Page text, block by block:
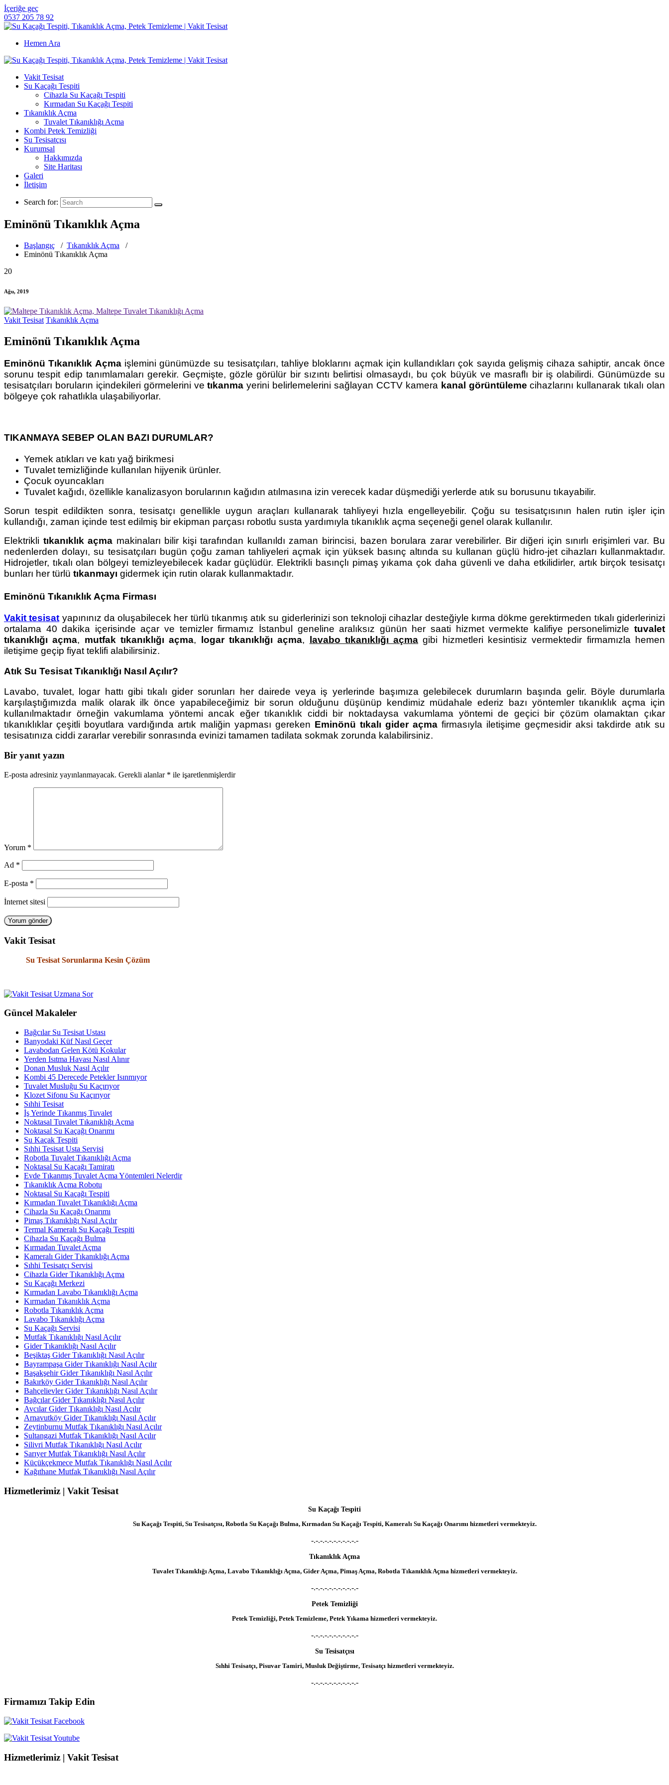
İçeriğe geç
0537 205 78 92
Hemen Ara
Vakit Tesisat
Su Kaçağı Tespiti
Cihazla Su Kaçağı Tespiti
Kırmadan Su Kaçağı Tespiti
Tıkanıklık Açma
Tuvalet Tıkanıklığı Açma
Kombi Petek Temizliği
Su Tesisatçısı
Kurumsal
Hakkımızda
Site Haritası
Galeri
İletişim
Search for:
Eminönü Tıkanıklık Açma
Başlangıç / Tıkanıklık Açma /
Eminönü Tıkanıklık Açma
20
Ağu, 2019
Vakit Tesisat Tıkanıklık Açma
Eminönü Tıkanıklık Açma
Eminönü Tıkanıklık Açmaişlemini günümüzde su tesisatçıları, tahliye bloklarını açmak için kullandıkları çok sayıda gelişmiş cihaza sahiptir, ancak önce
sorunu tespit edip tanımlamaları gerekir. Geçmişte, gözle görülür bir sızıntı belirtisi olmasaydı, bu çok büyük ve masraflı bir iş olabilirdi. Günümüzde su
tesisatçıları boruların içindekileri görmelerini ve tıkanma yerini belirlemelerini sağlayan CCTV kamera kanal görüntülemecihazlarını kullanarak tıkalı olan
bölgeye çok rahatlıkla ulaşabiliyorlar.
TIKANMAYA SEBEP OLAN BAZI DURUMLAR?
Yemek atıkları ve katı yağ birikmesi
Tuvalet temizliğinde kullanılan hijyenik ürünler.
Çocuk oyuncakları
Tuvalet kağıdı, özellikle kanalizasyon borularının kağıdın atılmasına izin verecek kadar düşmediği yerlerde atık su borusunu tıkayabilir.
Sorun tespit edildikten sonra, tesisatçı genellikle uygun araçları kullanarak tahliyeyi hızla engelleyebilir. Çoğu su tesisatçısının halen rutin işler için
kullandığı, zaman içinde test edilmiş bir ekipman parçası robotlu susta yardımıyla tıkanıklık açma seçeneği genel olarak kullanılır.
Elektrikli tıkanıklık açma makinaları bilir kişi tarafından kullanıldı zaman birincisi, bazen borulara zarar verebilirler. Bir diğeri için sınırlı erişimleri var. Bu
nedenlerden dolayı, su tesisatçıları bugün çoğu zaman tahliyeleri açmak için yüksek basınç altında su kullanan güçlü hidro-jet cihazları kullanmaktadır.
Hidrojetler, tıkalı olan bölgeyi temizleyebilecek kadar güçlüdür. Elektrikli basınçlı pimaş yıkama çok daha güvenli ve daha etkilidirler, artık birçok tesisatçı
bunları her türlü tıkanmayı gidermek için rutin olarak kullanmaktadır.
Eminönü Tıkanıklık Açma Firması
Vakit tesisat yapınınız da oluşabilecek her türlü tıkanmış atık su giderlerinizi son teknoloji cihazlar desteğiyle kırma dökme gerektirmeden tıkalı giderlerinizi
ortalama 40 dakika içerisinde açar ve temizler firmamız İstanbul geneline aralıksız günün her saati hizmet vermekte kalifiye personelimizle tuvalet
tıkanıklığı açma, mutfak tıkanıklığı açma, logar tıkanıklığı açma, lavabo tıkanıklığı açma gibi hizmetleri kesintisiz vermektedir firmamızla hemen
iletişime geçip fiyat teklifi alabilirsiniz.
Atık Su Tesisat Tıkanıklığı Nasıl Açılır?
Lavabo, tuvalet, logar hattı gibi tıkalı gider sorunları her dairede veya iş yerlerinde başımıza gelebilecek durumların başında gelir. Böyle durumlarla
karşılaştığımızda malik olarak ilk önce yapabileceğimiz bir sorun olduğunu düşünüp kendimiz müdahale ederiz bazı yöntemler tıkanıklık açma için
kullanılmaktadır örneğin vakumlama yöntemi ancak eğer tıkanıklık ciddi bir noktadaysa vakumlama yöntemi de geçici bir çözüm olamaktan çıkar
tıkanıklıklar çeşitli boyutlara vardığında artık maliğin yapması gereken Eminönü tıkalı gider açma firmasıyla iletişime geçmesidir aksi takdirde atık su
tesisatınıza ciddi zararlar verebilir sonrasında evinizi tamamen tadilata sokmak zorunda kalabilirsiniz.
Bir yanıt yazın
E-posta adresiniz yayınlanmayacak. Gerekli alanlar * ile işaretlenmişlerdir
Yorum *
Ad *
E-posta *
İnternet sitesi
Vakit Tesisat
Su Tesisat Sorunlarına Kesin Çözüm
Güncel Makaleler
Bağcılar Su Tesisat Ustası
Banyodaki Küf Nasıl Geçer
Lavabodan Gelen Kötü Kokular
Yerden Isıtma Havası Nasıl Alınır
Donan Musluk Nasıl Açılır
Kombi 45 Derecede Petekler Isınmıyor
Tuvalet Musluğu Su Kaçırıyor
Klozet Sifonu Su Kaçırıyor
Sıhhi Tesisat
İş Yerinde Tıkanmış Tuvalet
Noktasal Tuvalet Tıkanıklığı Açma
Noktasal Su Kaçağı Onarımı
Su Kaçak Tespiti
Sıhhi Tesisat Usta Servisi
Robotla Tuvalet Tıkanıklığı Açma
Noktasal Su Kaçağı Tamiratı
Evde Tıkanmış Tuvalet Açma Yöntemleri Nelerdir
Tıkanıklık Açma Robotu
Noktasal Su Kaçağı Tespiti
Kırmadan Tuvalet Tıkanıklığı Açma
Cihazla Su Kaçağı Onarımı
Pimaş Tıkanıklığı Nasıl Açılır
Termal Kameralı Su Kaçağı Tespiti
Cihazla Su Kaçağı Bulma
Kırmadan Tuvalet Açma
Kameralı Gider Tıkanıklığı Açma
Sıhhi Tesisatçı Servisi
Cihazla Gider Tıkanıklığı Açma
Su Kaçağı Merkezi
Kırmadan Lavabo Tıkanıklığı Açma
Kırmadan Tıkanıklık Açma
Robotla Tıkanıklık Açma
Lavabo Tıkanıklığı Açma
Su Kaçağı Servisi
Mutfak Tıkanıklığı Nasıl Açılır
Gider Tıkanıklığı Nasıl Açılır
Beşiktaş Gider Tıkanıklığı Nasıl Açılır
Bayrampaşa Gider Tıkanıklığı Nasıl Açılır
Başakşehir Gider Tıkanıklığı Nasıl Açılır
Bakırköy Gider Tıkanıklığı Nasıl Açılır
Bahçelievler Gider Tıkanıklığı Nasıl Açılır
Bağcılar Gider Tıkanıklığı Nasıl Açılır
Avcılar Gider Tıkanıklığı Nasıl Açılır
Arnavutköy Gider Tıkanıklığı Nasıl Açılır
Zeytinburnu Mutfak Tıkanıklığı Nasıl Açılır
Sultangazi Mutfak Tıkanıklığı Nasıl Açılır
Silivri Mutfak Tıkanıklığı Nasıl Açılır
Sarıyer Mutfak Tıkanıklığı Nasıl Açılır
Küçükçekmece Mutfak Tıkanıklığı Nasıl Açılır
Kağıthane Mutfak Tıkanıklığı Nasıl Açılır
Hizmetlerimiz | Vakit Tesisat
Su Kaçağı Tespiti
Su Kaçağı Tespiti, Su Tesisatçısı, Robotla Su Kaçağı Bulma, Kırmadan Su Kaçağı Tespiti, Kameralı Su Kaçağı Onarımı hizmetleri vermekteyiz.
-.-.-.-.-.-.-.-.-.-.-
Tıkanıklık Açma
Tuvalet Tıkanıklığı Açma, Lavabo Tıkanıklığı Açma, Gider Açma, Pimaş Açma, Robotla Tıkanıklık Açma hizmetleri vermekteyiz.
-.-.-.-.-.-.-.-.-.-.-
Petek Temizliği
Petek Temizliği, Petek Temizleme, Petek Yıkama hizmetleri vermekteyiz.
-.-.-.-.-.-.-.-.-.-.-
Su Tesisatçısı
Sıhhi Tesisatçı, Pisuvar Tamiri, Musluk Değiştirme, Tesisatçı hizmetleri vermekteyiz.
-.-.-.-.-.-.-.-.-.-.-
Firmamızı Takip Edin
Hizmetlerimiz | Vakit Tesisat